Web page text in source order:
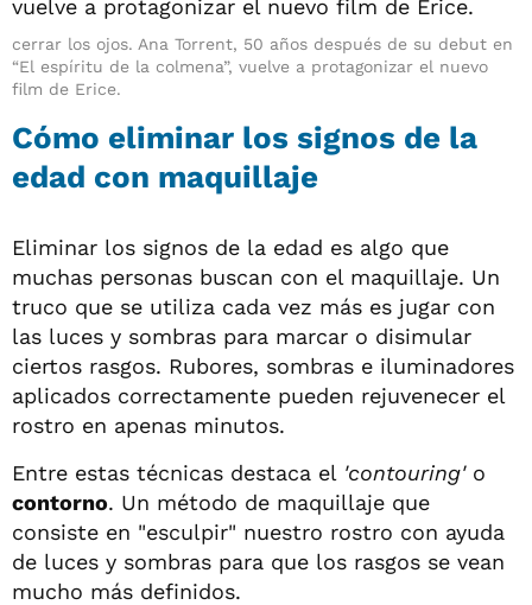
cerrar los ojos. Ana Torrent, 50 años después de su debut en
“El espíritu de la colmena”, vuelve a protagonizar el nuevo
film de Erice.
Cómo eliminar los signos de la
edad con maquillaje
Eliminar los signos de la edad es algo que
muchas personas buscan con el maquillaje. Un
truco que se utiliza cada vez más es jugar con
las luces y sombras para marcar o disimular
ciertos rasgos. Rubores, sombras e iluminadores
aplicados correctamente pueden rejuvenecer el
rostro en apenas minutos.
Entre estas técnicas destaca el 'contouring'o
contorno. Un método de maquillaje que
consiste en "esculpir" nuestro rostro con ayuda
de luces y sombras para que los rasgos se vean
mucho más definidos.